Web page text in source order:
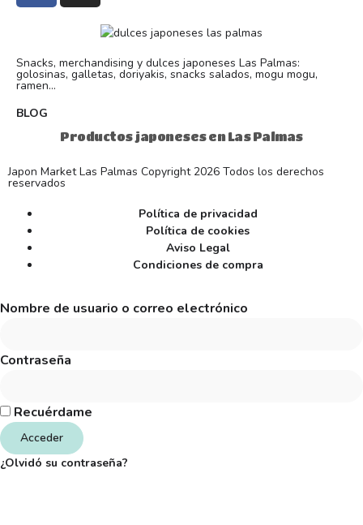
Snacks, merchandising y dulces japoneses Las Palmas:
golosinas, galletas, doriyakis, snacks salados, mogu mogu,
ramen...
BLOG
Productos japoneses en Las Palmas
Japon Market Las Palmas Copyright 2026 Todos los derechos
reservados
Política de privacidad
Política de cookies
Aviso Legal
Condiciones de compra
Nombre de usuario o correo electrónico
Contraseña
Recuérdame
Acceder
¿Olvidó su contraseña?